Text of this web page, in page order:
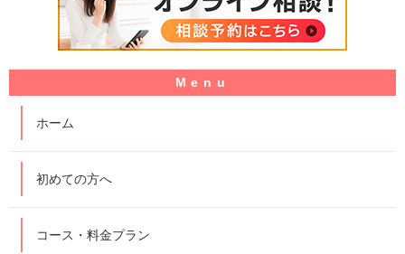
ホーム
初めての方へ
コース・料金プラン